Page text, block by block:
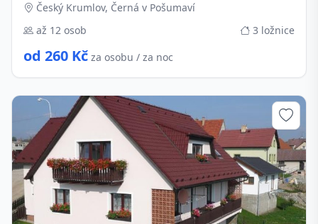
Český Krumlov, Černá v Pošumaví
až 12 osob
3 ložnice
od 260 Kč za osobu / za noc